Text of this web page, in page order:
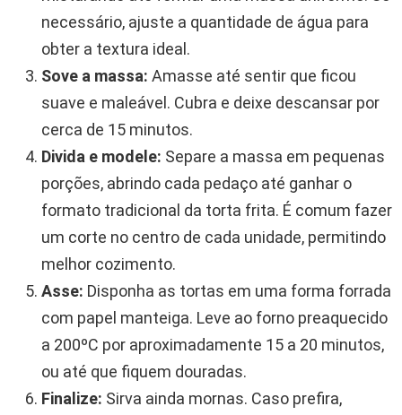
necessário, ajuste a quantidade de água para
obter a textura ideal.
Sove a massa: Amasse até sentir que ficou
suave e maleável. Cubra e deixe descansar por
cerca de 15 minutos.
Divida e modele: Separe a massa em pequenas
porções, abrindo cada pedaço até ganhar o
formato tradicional da torta frita. É comum fazer
um corte no centro de cada unidade, permitindo
melhor cozimento.
Asse: Disponha as tortas em uma forma forrada
com papel manteiga. Leve ao forno preaquecido
a 200ºC por aproximadamente 15 a 20 minutos,
ou até que fiquem douradas.
Finalize: Sirva ainda mornas. Caso prefira,